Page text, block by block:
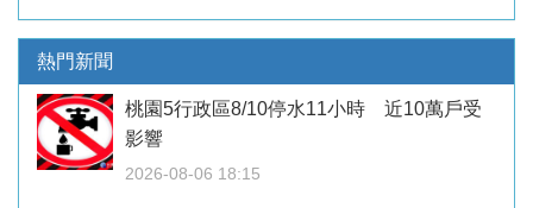
熱門新聞
桃園5行政區8/10停水11小時 近10萬戶受
影響
2026-08-06 18:15